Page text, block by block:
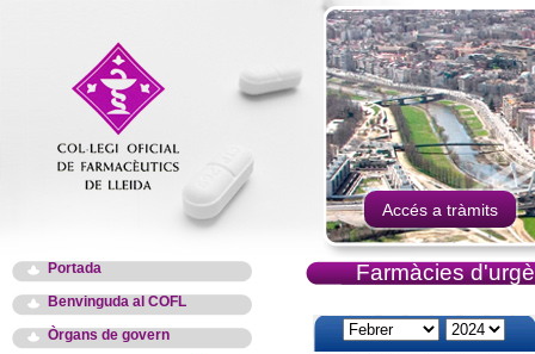
Accés a tràmits
Portada
Benvinguda al COFL
Òrgans de govern
Farmàcies